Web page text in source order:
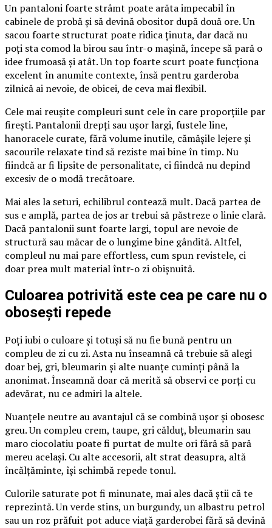
Un pantaloni foarte strâmt poate arăta impecabil în
cabinele de probă și să devină obositor după două ore. Un
sacou foarte structurat poate ridica ținuta, dar dacă nu
poți sta comod la birou sau într-o mașină, începe să pară o
idee frumoasă și atât. Un top foarte scurt poate funcționa
excelent în anumite contexte, însă pentru garderoba
zilnică ai nevoie, de obicei, de ceva mai flexibil.
Cele mai reușite compleuri sunt cele în care proporțiile par
firești. Pantalonii drepți sau ușor largi, fustele line,
hanoracele curate, fără volume inutile, cămășile lejere și
sacourile relaxate tind să reziste mai bine în timp. Nu
fiindcă ar fi lipsite de personalitate, ci fiindcă nu depind
excesiv de o modă trecătoare.
Mai ales la seturi, echilibrul contează mult. Dacă partea de
sus e amplă, partea de jos ar trebui să păstreze o linie clară.
Dacă pantalonii sunt foarte largi, topul are nevoie de
structură sau măcar de o lungime bine gândită. Altfel,
compleul nu mai pare effortless, cum spun revistele, ci
doar prea mult material într-o zi obișnuită.
Culoarea potrivită este cea pe care nu o
obosești repede
Poți iubi o culoare și totuși să nu fie bună pentru un
compleu de zi cu zi. Asta nu înseamnă că trebuie să alegi
doar bej, gri, bleumarin și alte nuanțe cuminți până la
anonimat. Înseamnă doar că merită să observi ce porți cu
adevărat, nu ce admiri la altele.
Nuanțele neutre au avantajul că se combină ușor și obosesc
greu. Un compleu crem, taupe, gri călduț, bleumarin sau
maro ciocolatiu poate fi purtat de multe ori fără să pară
mereu același. Cu alte accesorii, alt strat deasupra, altă
încălțăminte, își schimbă repede tonul.
Culorile saturate pot fi minunate, mai ales dacă știi că te
reprezintă. Un verde stins, un burgundy, un albastru petrol
sau un roz prăfuit pot aduce viață garderobei fără să devină